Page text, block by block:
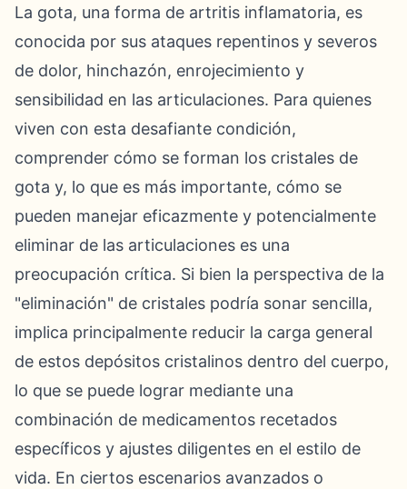
La gota, una forma de artritis inflamatoria, es
conocida por sus ataques repentinos y severos
de dolor, hinchazón, enrojecimiento y
sensibilidad en las articulaciones. Para quienes
viven con esta desafiante condición,
comprender cómo se forman los cristales de
gota y, lo que es más importante, cómo se
pueden manejar eficazmente y potencialmente
eliminar de las articulaciones es una
preocupación crítica. Si bien la perspectiva de la
"eliminación" de cristales podría sonar sencilla,
implica principalmente reducir la carga general
de estos depósitos cristalinos dentro del cuerpo,
lo que se puede lograr mediante una
combinación de medicamentos recetados
específicos y ajustes diligentes en el estilo de
vida. En ciertos escenarios avanzados o